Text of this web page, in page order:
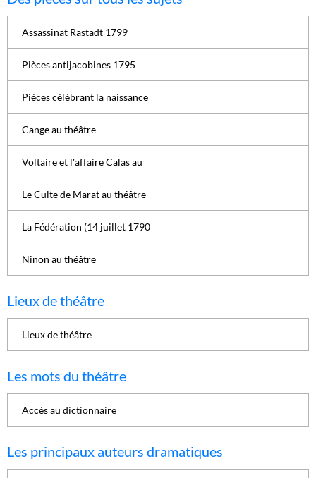
Assassinat Rastadt 1799
Pièces antijacobines 1795
Pièces célébrant la naissance
Cange au théâtre
Voltaire et l'affaire Calas au
Le Culte de Marat au théâtre
La Fédération (14 juillet 1790
Ninon au théâtre
Lieux de théâtre
Lieux de théâtre
Les mots du théâtre
Accès au dictionnaire
Les principaux auteurs dramatiques